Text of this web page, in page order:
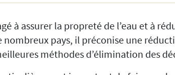
à assurer la propreté de l’eau et à
nombreux pays, il préconise une
méthodes d’élimination des